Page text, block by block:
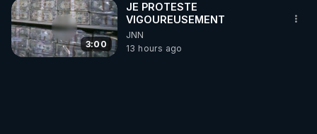
3:00
JE PROTESTE
VIGOUREUSEMENT
JNN
13 hours ago